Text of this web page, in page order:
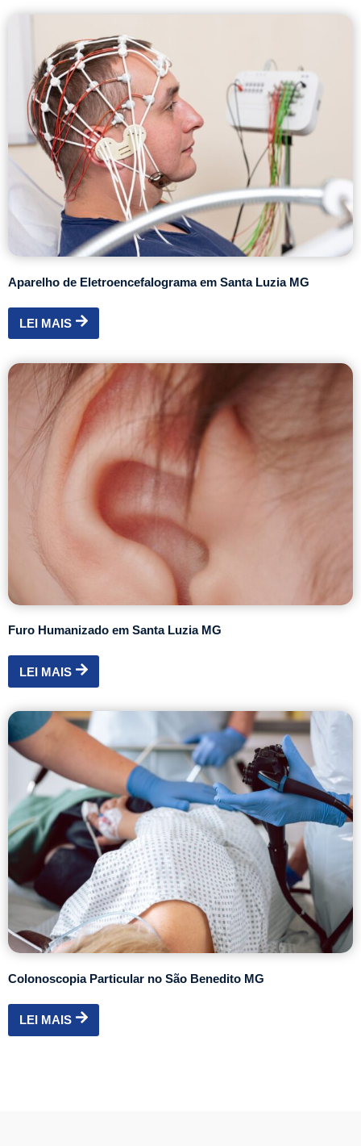
Aparelho de Eletroencefalograma em Santa Luzia MG
LEI MAIS
Furo Humanizado em Santa Luzia MG
LEI MAIS
Colonoscopia Particular no São Benedito MG
LEI MAIS